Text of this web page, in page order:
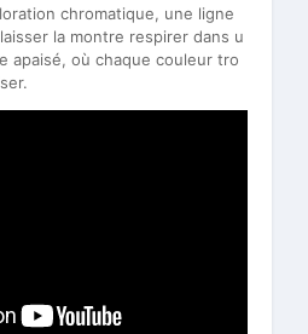
chromatique, une ligne
la montre respirer dans u
apaisé, où chaque couleur tro